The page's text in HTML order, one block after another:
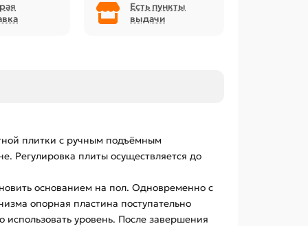
Есть пункты
выдачи
плитки с ручным подъёмным
Регулировка плиты осуществляется до
основанием на пол. Одновременно с
опорная пластина поступательно
уровень. После завершения